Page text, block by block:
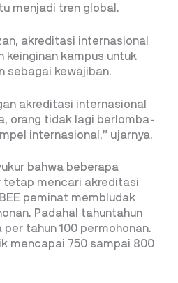
menjadi tren global.
akreditasi internasional
keinginan kampus untuk
sebagai kewajiban.
akreditasi internasional
orang tidak lagi berlomba-
internasional,” ujarnya.
bahwa beberapa
tetap mencari akreditasi
peminat membludak
Padahal tahuntahun
tahun 100 permohonan.
mencapai 750 sampai 800